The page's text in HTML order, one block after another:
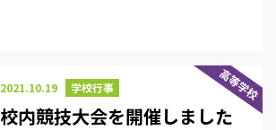
高等学校
2021.10.19 学校行事
校内競技大会を開催しました